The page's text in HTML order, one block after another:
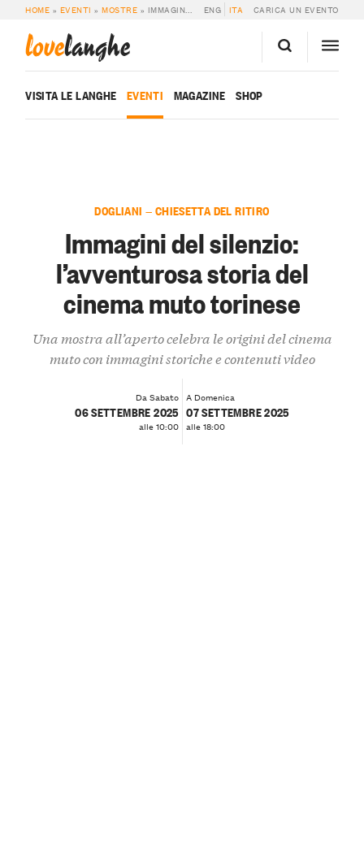
HOME » EVENTI »MOSTRE » IMMAGINI DEL SILENZIO: L’AVVENTUROSA STORIA DEL CINEMA MUTO TORINESE ENG ITA CARICA UN EVENTO
lovelanghe
VISITA LE LANGHE EVENTI MAGAZINE SHOP
DOGLIANI — CHIESETTA DEL RITIRO
Immagini del silenzio:
l’avventurosa storia del
cinema muto torinese
Una mostra all’aperto celebra le origini del cinema
muto con immagini storiche e contenuti video
Da Sabato
06 SETTEMBRE 2025
alle 10:00
A Domenica
07 SETTEMBRE 2025
alle 18:00